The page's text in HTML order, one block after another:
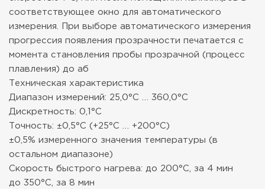
соответствующее окно для автоматического
измерения. При выборе автоматического измерения
прогрессия появления прозрачности печатается с
момента становления пробы прозрачной (процесс
плавления) до аб
Техническая характеристика
Диапазон измерений: 25,0°C … 360,0°C
Дискретность: 0,1°C
Точность: ±0,5°C (+25°C … +200°C)
±0,5% измеренного значения температуры (в
остальном диапазоне)
Скорость быстрого нагрева: до 200°C, за 4 мин
до 350°C, за 8 мин